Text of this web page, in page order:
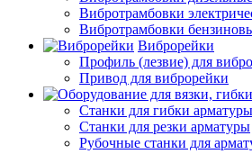
Вибротрамбовки
Вибротрамбовки
Виброрейки
Профиль (лезвие) для
Привод для виброрейки
Станки для гибки арматуры
Станки для резки арматуры
Рубочные станки для